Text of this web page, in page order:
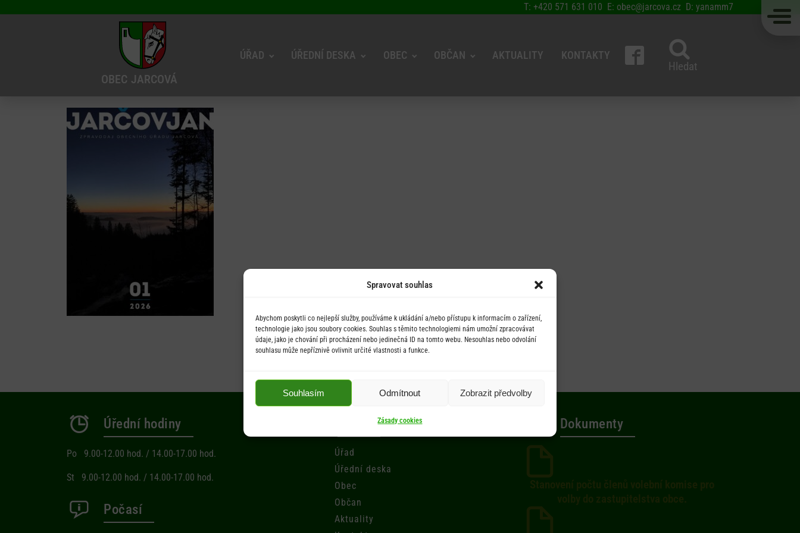
Spravovat souhlas
Abychom poskytli co nejlepší služby, používáme k ukládání a/nebo přístupu k informacím o zařízení,
technologie jako jsou soubory cookies. Souhlas s těmito technologiemi nám umožní zpracovávat
údaje, jako je chování při procházení nebo jedinečná ID na tomto webu. Nesouhlas nebo odvolání
souhlasu může nepříznivě ovlivnit určité vlastnosti a funkce.
Souhlasím Odmítnout Zobrazit předvolby
Zásady cookies
T: +420 571 631 010 E: obec@jarcova.cz D: yanamm7
OBEC JARCOVÁ
ÚŘAD ÚŘEDNÍ DESKA OBEC OBČAN AKTUALITY KONTAKTY
Hledat
Úřední hodiny
Po 9.00-12.00 hod. / 14.00-17.00 hod.
St 9.00-12.00 hod. / 14.00-17.00 hod.
Počasí
Úřad
Úřední deska
Obec
Občan
Aktuality
Dokumenty